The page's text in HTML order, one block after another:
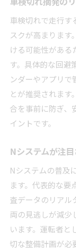
車検切れで走行す
スクが高まります
ける可能性がある
す。具体的な回避
ンダーやアプリ
とが推奨されま
合を事前に防ぎ、
イントです。
Nシステムが注
Nシステムの普及
ます。代表的な
査データのリアル
両の見逃しが減少
います。運転者と
切な整備計画が必